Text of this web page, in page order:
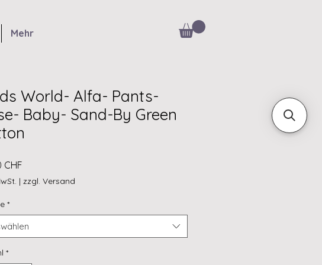
Mehr
World- Alfa- Pants-
Baby- Sand-By Green
CHF
| zzgl. Versand
*
*